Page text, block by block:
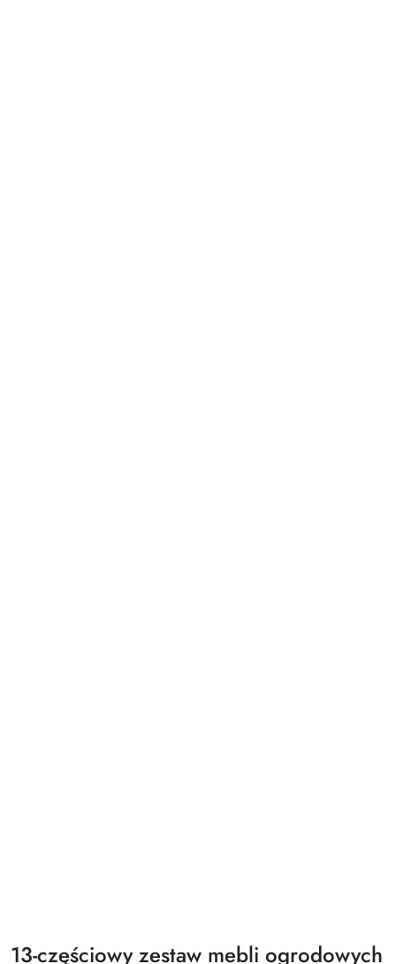
13-częściowy zestaw mebli ogrodowych